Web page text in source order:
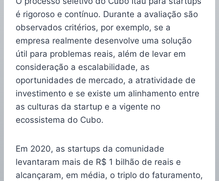
é rigoroso e contínuo. Durante a avaliação são
observados critérios, por exemplo, se a
empresa realmente desenvolve uma solução
útil para problemas reais, além de levar em
consideração a escalabilidade, as
oportunidades de mercado, a atratividade de
investimento e se existe um alinhamento entre
as culturas da startup e a vigente no
ecossistema do Cubo.
Em 2020, as startups da comunidade
levantaram mais de R$ 1 bilhão de reais e
alcançaram, em média, o triplo do faturamento,